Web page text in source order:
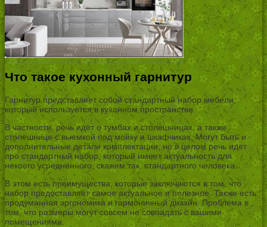
Что такое кухонный гарнитур
Гарнитур представляет собой стандартный набор мебели,
который используется в кухонном пространстве.
В частности, речь идёт о тумбах и столешницах, а также
столешнице с выемкой под мойку и шкафчиках. Могут быть и
дополнительные детали комплектации, но в целом речь идёт
про стандартный набор, который имеет актуальность для
некоего усредненного, скажем так, стандартного человека.
В этом есть преимущества, которые заключаются в том, что
набор предоставляет самое актуальное и полезное. Также есть
продуманная эргономика и гармоничный дизайн. Проблема в
том, что размеры могут совсем не совпадать с вашими
помещениями.